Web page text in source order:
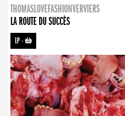
THOMASLOVEFASHIONVERVIERS
LA ROUTE DU SUCCÈS
LP-